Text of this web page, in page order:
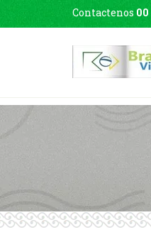
Contactenos 00